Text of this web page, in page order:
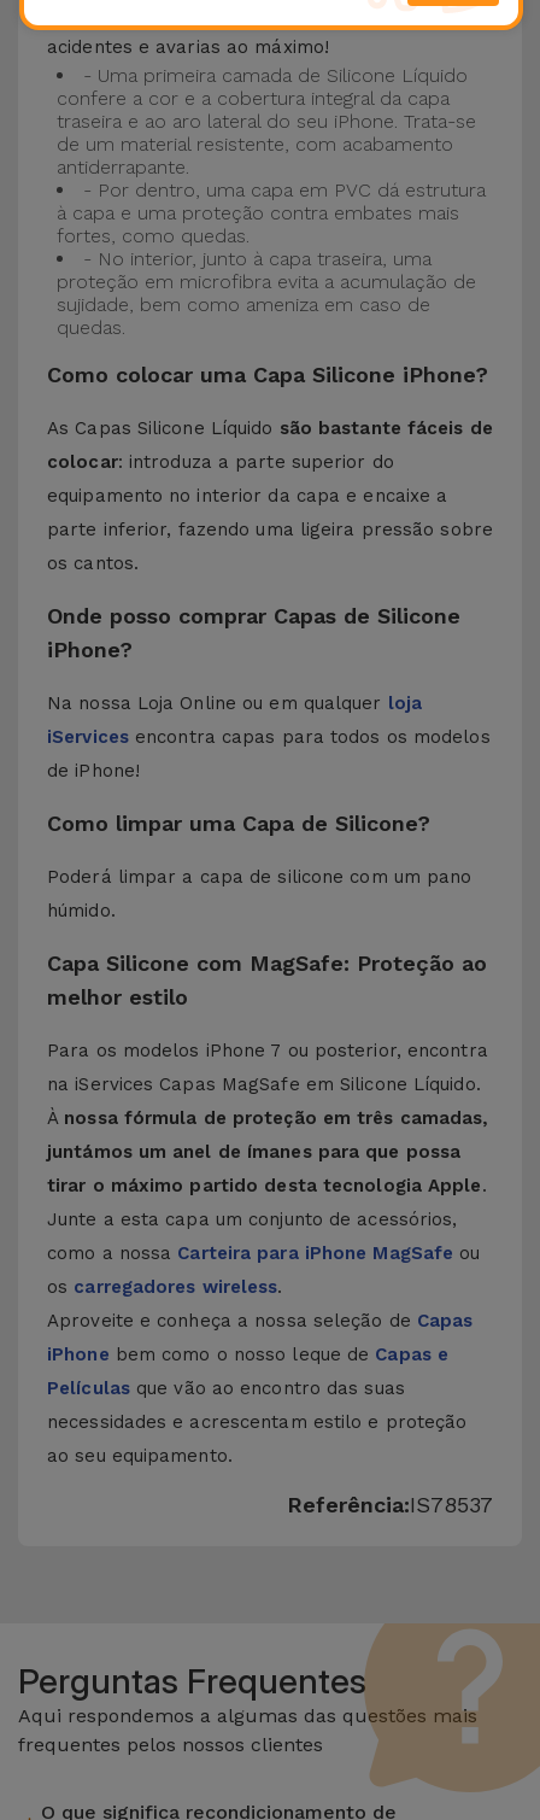
, para evitar
acidentes e avarias ao máximo!
- Uma primeira camada de Silicone Líquido
confere a cor e a cobertura integral da capa
traseira e ao aro lateral do seu iPhone. Trata-se
de um material resistente, com acabamento
antiderrapante.
- Por dentro, uma capa em PVC dá estrutura
à capa e uma proteção contra embates mais
fortes, como quedas.
- No interior, junto à capa traseira, uma
proteção em microfibra evita a acumulação de
sujidade, bem como ameniza em caso de
quedas.
Como colocar uma Capa Silicone iPhone?
As Capas Silicone Líquido são bastante fáceis de
colocar: introduza a parte superior do
equipamento no interior da capa e encaixe a
parte inferior, fazendo uma ligeira pressão sobre
os cantos.
Onde posso comprar Capas de Silicone
iPhone?
Na nossa Loja Online ou em qualquer loja
iServicesencontra capas para todos os modelos
de iPhone!
Como limpar uma Capa de Silicone?
Poderá limpar a capa de silicone com um pano
húmido.
Capa Silicone com MagSafe: Proteção ao
melhor estilo
Para os modelos iPhone 7 ou posterior, encontra
na iServices Capas MagSafe em Silicone Líquido.
À nossa fórmula de proteção em três camadas,
juntámos um anel de ímanes para que possa
tirar o máximo partido desta tecnologia Apple.
Junte a esta capa um conjunto de acessórios,
como a nossa Carteira para iPhone MagSafe ou
os carregadores wireless.
Aproveite e conheça a nossa seleção de Capas
iPhone bem como o nosso leque de Capas e
Películasque vão ao encontro das suas
necessidades e acrescentam estilo e proteção
ao seu equipamento.
Referência:IS78537
Perguntas Frequentes
Aqui respondemos a algumas das questões mais
frequentes pelos nossos clientes
O que significa recondicionamento de